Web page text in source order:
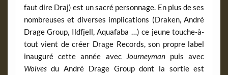
faut dire Draj) est un sacré personnage. En plus de ses
nombreuses et diverses implications (Draken, André
Drage Group, Ildfjell, Aquafaba …) ce jeune touche-à-
tout vient de créer Drage Records, son propre label
inauguré cette année avec
Journeymanpuis avec
Wolvesdu André Drage Group dont la sortie est